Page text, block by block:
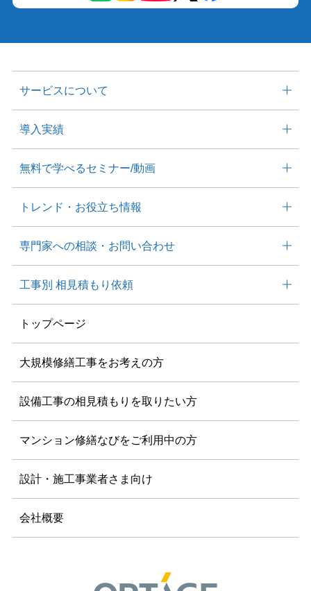
サービスについて
導入実績
無料で学べるセミナー/動画
トレンド・ お役⽴ち情報
専⾨家への相談・ お問い合わせ
工事別 相見積もり依頼
トップページ
大規模修繕工事をお考えの方
設備工事の相見積もりを取りたい方
マンション修繕なびをご利用中の方
設計・施工事業者さま向け
会社概要